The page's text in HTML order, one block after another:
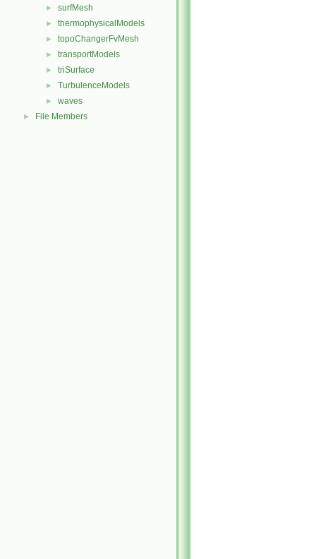
► surfMesh
► thermophysicalModels
► topoChangerFvMesh
► transportModels
► triSurface
► TurbulenceModels
► waves
► File Members